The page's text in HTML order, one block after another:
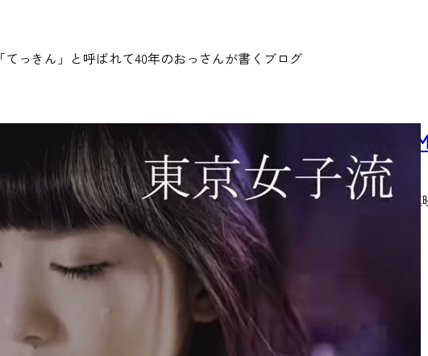
「てっきん」と呼ばれて40年のおっさんが書くブログ
東京女子流『Say long goodbye』
2014/12/5
当ブログにてしばしば登場している、東京女子流関
READ MORE